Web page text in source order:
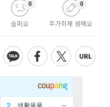
슬퍼요
0
추가취재 원해요
0